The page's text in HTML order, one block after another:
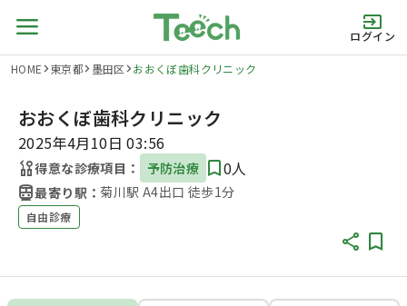
ログイン
HOME 東京都 墨田区 おおくぼ歯科クリニック
おおくぼ歯科クリニック
2025年4月10日 03:56
得意な診療項目： 予防治療 0人
最寄り駅：菊川駅 A4出口 徒歩1分
自由診療